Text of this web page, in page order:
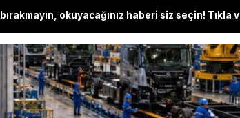
okuyacağınız haberi siz seçin! Tıkla